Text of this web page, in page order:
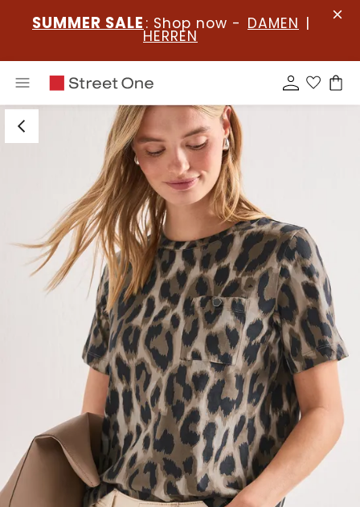
SUMMER SALE : Shop now - DAMEN |
HERREN